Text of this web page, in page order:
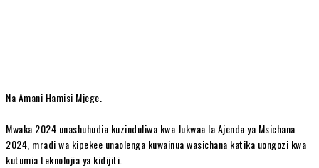
Na Amani Hamisi Mjege.
Mwaka 2024 unashuhudia kuzinduliwa kwa Jukwaa la Ajenda ya Msichana
2024, mradi wa kipekee unaolenga kuwainua wasichana katika uongozi kwa
kutumia teknolojia ya kidijiti.